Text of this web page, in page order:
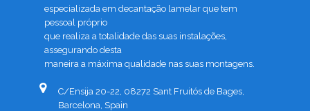
especializada em decantação lamelar que tem
pessoal próprio
que realiza a totalidade das suas instalações,
assegurando desta
maneira a máxima qualidade nas suas montagens.
C/Ensija 20-22, 08272 Sant Fruitós de Bages,
Barcelona, Spain